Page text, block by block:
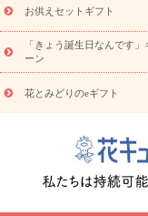
種類
バラ ユリ
お祝い・3000円～
祝い・7000円～ お
え・お悔やみ・3000円
え・お悔やみ・7000円～
注目されている記事
いのマナー
定年退職
花キューピ
彩心理学」で選ぶ方法
報
転職祝いのマナー
お供えセットギフト
「きょう誕生日なんです」
ーン
花とみどりのeギフト